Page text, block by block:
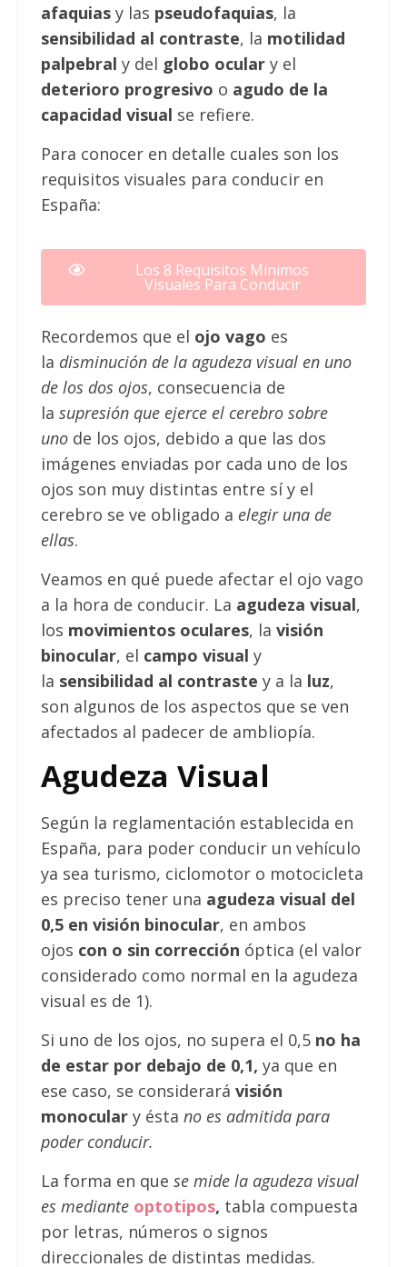
afaquiasy las pseudofaquias, la
sensibilidad al contraste, la motilidad
palpebral y del globo oculary el
deterioro progresivo o agudo de la
capacidad visual se refiere.
Para conocer en detalle cuales son los
requisitos visuales para conducir en
España:
Los 8 Requisitos Mínimos
Visuales Para Conducir
Recordemos que el ojo vago es
la disminución de la agudeza visual en uno
de los dos ojos, consecuencia de
la supresión que ejerce el cerebro sobre
unode los ojos, debido a que las dos
imágenes enviadas por cada uno de los
ojos son muy distintas entre sí y el
cerebro se ve obligado a elegir una de
ellas.
Veamos en qué puede afectar el ojo vago
a la hora de conducir. La agudeza visual,
los movimientos oculares, la visión
binocular, el campo visual y
la sensibilidad al contraste y a la luz,
son algunos de los aspectos que se ven
afectados al padecer de ambliopía.
Agudeza Visual
Según la reglamentación establecida en
España, para poder conducir un vehículo
ya sea turismo, ciclomotor o motocicleta
es preciso tener una agudeza visual del
0,5 en visión binocular, en ambos
ojos con o sin corrección óptica (el valor
considerado como normal en la agudeza
visual es de 1).
Si uno de los ojos, no supera el 0,5no ha
de estar por debajo de 0,1, ya que en
ese caso, se considerará visión
monoculary ésta no es admitida para
poder conducir.
La forma en que se mide la agudeza visual
es mediante optotipos, tabla compuesta
por letras, números o signos
direccionales de distintas medidas.